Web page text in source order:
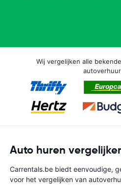
Wij vergelijken alle
Auto huren
Carrentals.be biedt eenvoudige,
voor het vergelijken van